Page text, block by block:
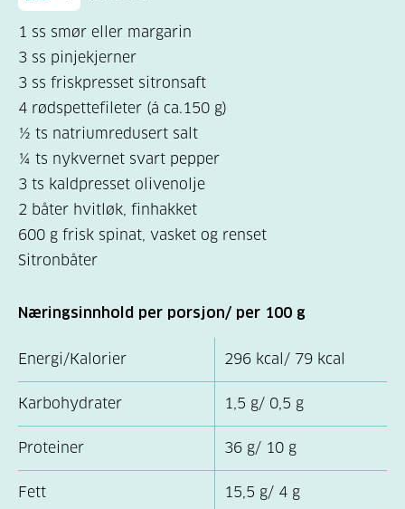
1 ss smør eller margarin
3 ss pinjekjerner
3 ss friskpresset sitronsaft
4 rødspettefileter (á ca.150 g)
½ ts natriumredusert salt
¼ ts nykvernet svart pepper
3 ts kaldpresset olivenolje
2 båter hvitløk, finhakket
600 g frisk spinat, vasket og renset
Sitronbåter
Næringsinnhold per porsjon/ per 100 g
Energi/Kalorier 296 kcal/ 79 kcal
Karbohydrater 1,5 g/ 0,5 g
Proteiner 36 g/ 10 g
Fett 15,5 g/ 4 g